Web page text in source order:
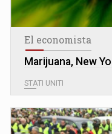
El economista
Marijuana, New
STATI UNITI